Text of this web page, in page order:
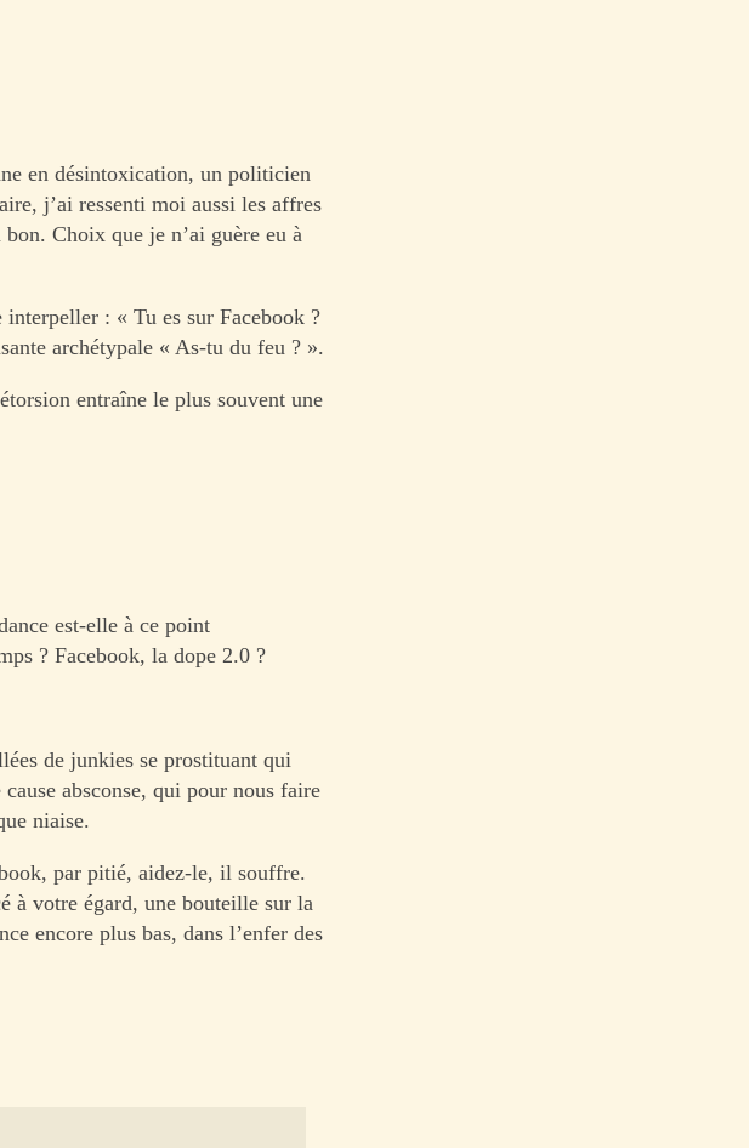
en désintoxication, un politicien
j’ai ressenti moi aussi les affres
Choix que je n’ai guère eu à
: « Tu es sur Facebook ?
archétypale « As-tu du feu ? ».
entraîne le plus souvent une
est-elle à ce point
? Facebook, la dope 2.0 ?
de junkies se prostituant qui
absconse, qui pour nous faire
niaise.
par pitié, aidez-le, il souffre.
à votre égard, une bouteille sur la
encore plus bas, dans l’enfer des